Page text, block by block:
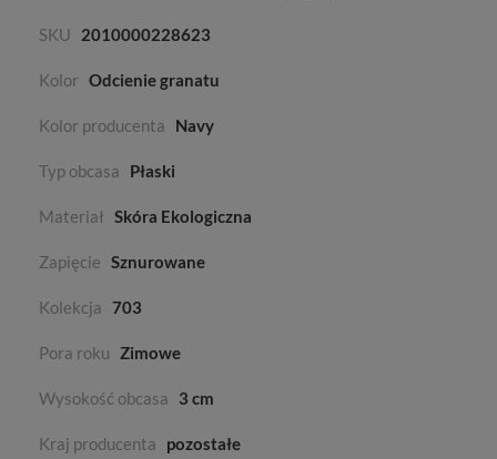
SKU 2010000228623
Kolor Odcienie granatu
Kolor producenta Navy
Typ obcasa Płaski
Materiał Skóra Ekologiczna
Zapięcie Sznurowane
Kolekcja 703
Pora roku Zimowe
Wysokość obcasa 3 cm
Kraj producenta pozostałe